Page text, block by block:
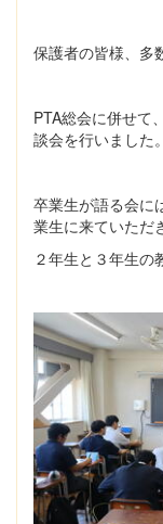
保護者の皆様、多
PTA総会に併せて
談会を行いました。
卒業生が語る会に
業生に来ていただ
２年生と３年生の